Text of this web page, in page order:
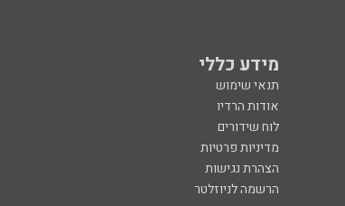
מידע כללי
תנאי שימוש
אודות הרדיו
לוח שידורים
מדיניות פרטיות
הצהרת נגישות
הרשמה לניוזלטר